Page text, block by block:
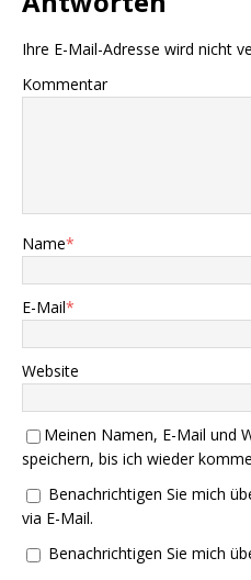
Ihre E-Mail-Adresse wird nicht
Kommentar
Name*
E-Mail*
Website
Meinen Namen, E-Mail und
speichern, bis ich wieder
Benachrichtigen Sie mich
via E-Mail.
Benachrichtigen Sie mich